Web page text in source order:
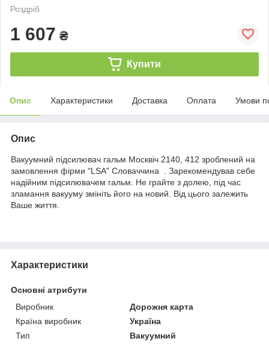
Роздріб
1 607 ₴
Купити
Опис Характеристики Доставка Оплата Умови
Опис
Вакуумний підсилювач гальм Москвіч 2140, 412 зроблений на
замовлення фірми "LSA" Словаччина . Зарекомендував себе
надійним підсилювачем гальм. Не грайте з долею, під час
зламання вакууму змініть його на новий. Від цього залежить
Ваше життя.
Характеристики
Основні атрибути
Виробник
Дорожня карта
Країна виробник
Україна
Тип
Вакуумний